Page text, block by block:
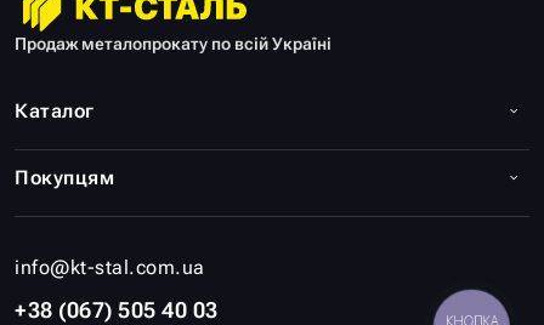
Продаж металопрокату по всій Україні
info@kt-stal.com.ua
+38 (067) 505 40 03
Каталог
Покупцям
КНОПКА